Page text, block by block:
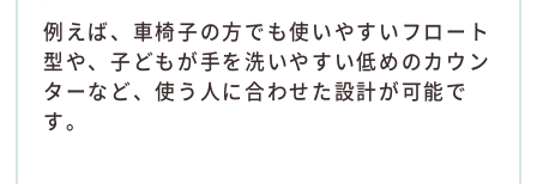
例えば、車椅子の方でも使いやすいフロート
型や、子どもが手を洗いやすい低めのカウン
ターなど、使う人に合わせた設計が可能で
す。